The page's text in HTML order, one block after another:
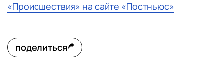
«Происшествия» на сайте «Постньюс»
поделиться